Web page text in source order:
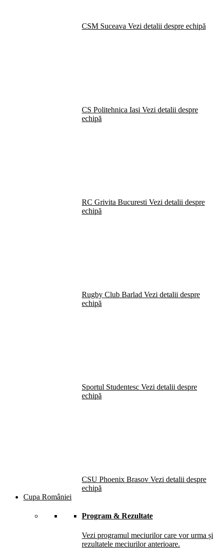
CSM Suceava Vezi detalii despre echipă
CS Politehnica Iasi Vezi detalii despre
echipă
RC Grivita Bucuresti Vezi detalii despre
echipă
Rugby Club Barlad Vezi detalii despre
echipă
Sportul Studentesc Vezi detalii despre
echipă
CSU Phoenix Brasov Vezi detalii despre
echipă
Cupa României
Program & Rezultate
Vezi programul meciurilor care vor urma și
rezultatele meciurilor anterioare.